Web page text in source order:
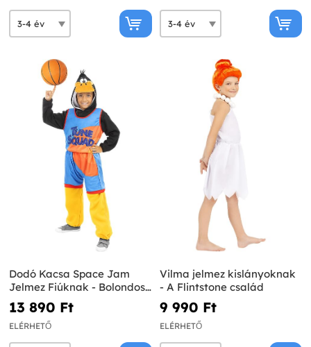
Dodó Kacsa Space Jam
Jelmez Fiúknak - Bolondos
Dallamok
13 890 Ft‎
ELÉRHETŐ
Vilma jelmez kislányoknak
- A Flintstone család
9 990 Ft‎
ELÉRHETŐ